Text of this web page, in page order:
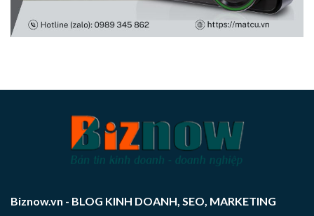
Biznow.vn - BLOG KINH DOANH, SEO, MARKETING